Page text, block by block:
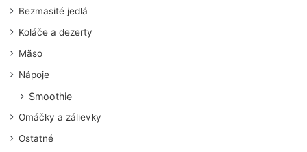
Bezmäsité jedlá
Koláče a dezerty
Mäso
Nápoje
Smoothie
Omáčky a zálievky
Ostatné